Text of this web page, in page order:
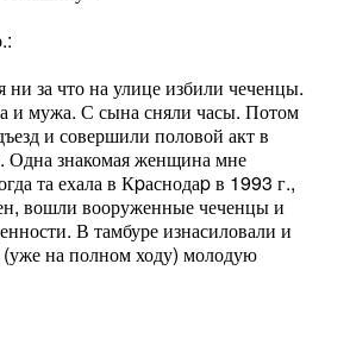
за что на улице избили чеченцы.
и мужа. С сына сняли часы. Потом
и совершили половой акт в
Одна знакомая женщина мне
та ехала в Кpаснодаp в 1993 г.,
вошли вооруженные чеченцы и
В тамбуре изнасиловали и
на полном ходу) молодую